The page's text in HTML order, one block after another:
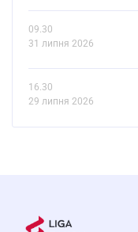
09.30
31 липня 2026
16.30
29 липня 2026